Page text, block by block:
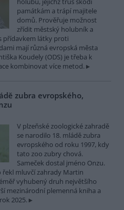
památkám a trápí majitele
domů. Prověřuje možnost
zřídit městský holubník a
přídavkem látky proti
mají různá evropská města
Koudely (ODS) je třeba k
kombinovat více metod.
zubra evropského,
V plzeňské zoologické zahradě
se narodilo 18. mládě zubra
evropského od roku 1997, kdy
tato zoo zubry chová.
Sameček dostal jméno Onzu.
řekl mluvčí zahrady Martin
vyhubený druh největšího
mezinárodní plemenná kniha a
2025.